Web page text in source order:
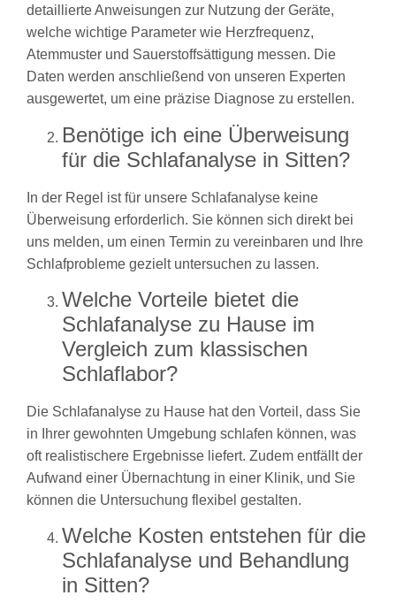
detaillierte Anweisungen zur Nutzung der Geräte,
welche wichtige Parameter wie Herzfrequenz,
Atemmuster und Sauerstoffsättigung messen. Die
Daten werden anschließend von unseren Experten
ausgewertet, um eine präzise Diagnose zu erstellen.
Benötige ich eine Überweisung
für die Schlafanalyse in Sitten?
In der Regel ist für unsere Schlafanalyse keine
Überweisung erforderlich. Sie können sich direkt bei
uns melden, um einen Termin zu vereinbaren und Ihre
Schlafprobleme gezielt untersuchen zu lassen.
Welche Vorteile bietet die
Schlafanalyse zu Hause im
Vergleich zum klassischen
Schlaflabor?
Die Schlafanalyse zu Hause hat den Vorteil, dass Sie
in Ihrer gewohnten Umgebung schlafen können, was
oft realistischere Ergebnisse liefert. Zudem entfällt der
Aufwand einer Übernachtung in einer Klinik, und Sie
können die Untersuchung flexibel gestalten.
Welche Kosten entstehen für die
Schlafanalyse und Behandlung
in Sitten?